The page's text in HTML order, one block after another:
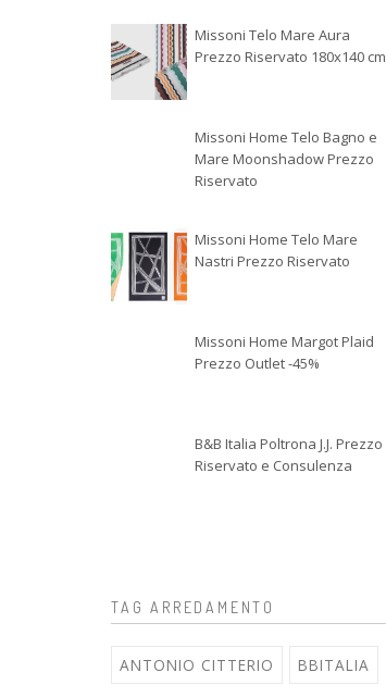
Missoni Telo Mare Aura
Prezzo Riservato 180x140 cm
Missoni Home Telo Bagno e
Mare Moonshadow Prezzo
Riservato
Missoni Home Telo Mare
Nastri Prezzo Riservato
Missoni Home Margot Plaid
Prezzo Outlet -45%
B&B Italia Poltrona J.J. Prezzo
Riservato e Consulenza
TAG ARREDAMENTO
ANTONIO CITTERIO BBITALIA